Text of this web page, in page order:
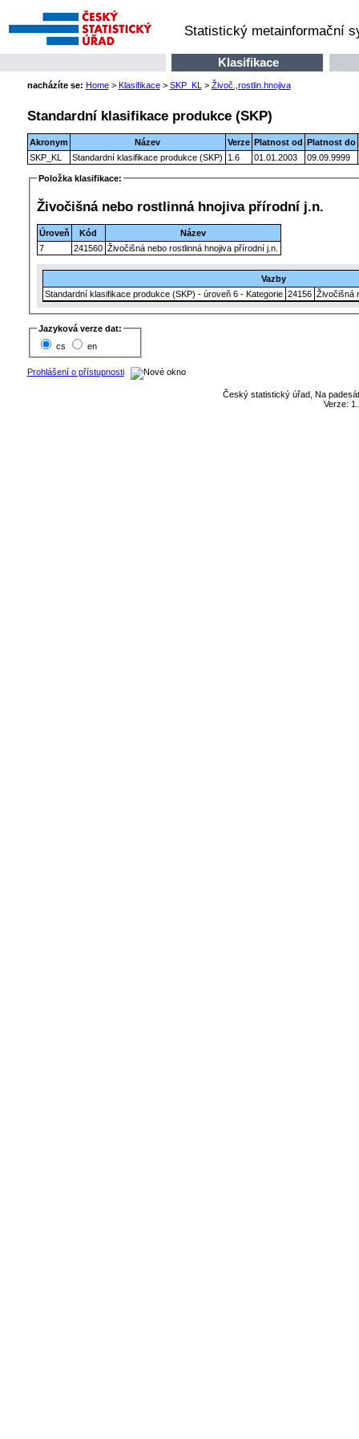
Statistický metainformační
Klasifikace
nacházíte se: Home> Klasifikace> SKP_KL > Živoč.,rostlin.hnojiva
Standardní klasifikace produkce (SKP)
Akronym Název Verze Platnost od Platnost do
SKP_KL
Standardní klasifikace produkce (SKP) 1.6 01.01.2003 09.09.9999
Položka klasifikace:
Živočišná nebo rostlinná hnojiva přírodní j.n.
Úroveň Kód
Název
7
241560 Živočišná nebo rostlinná hnojiva přírodní j.n.
Vazby
Standardní klasifikace produkce (SKP) - úroveň 6 - Kategorie 24156 Živočišná
Jazyková verze dat:
cs
en
Prohlášení o přístupnosti
Český statistický úřad, Na
Verze: